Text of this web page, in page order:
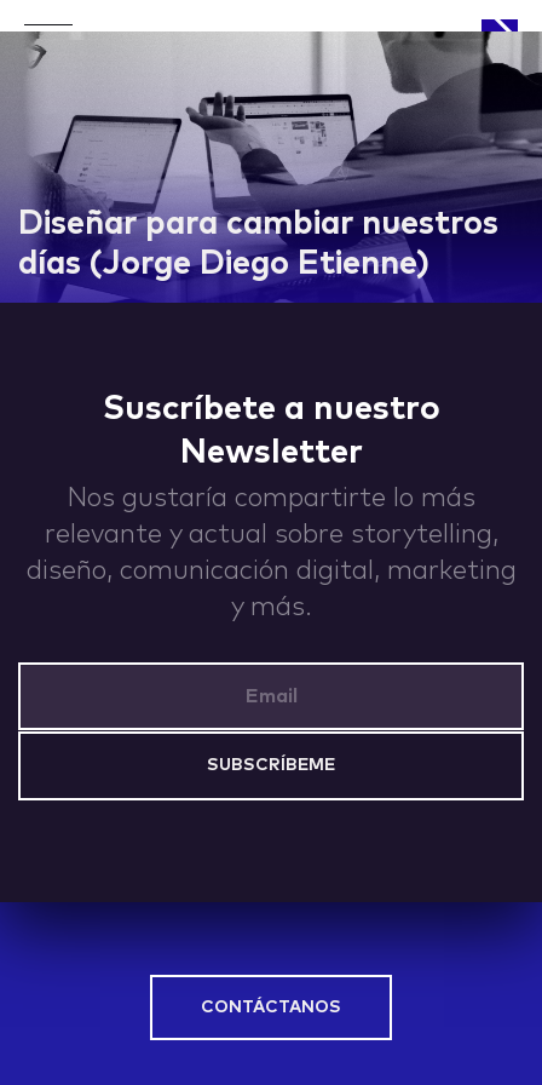
Diseñar para cambiar nuestros
días (Jorge Diego Etienne)
Suscríbete a nuestro
Newsletter
Nos gustaría compartirte lo más
relevante y actual sobre storytelling,
diseño, comunicación digital, marketing
y más.
CONTÁCTANOS
APPROACH
WORKS
CONTACT